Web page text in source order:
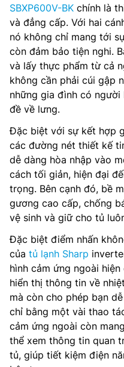
SBXP600V-BK chính là
và đẳng cấp. Với hai
nó không chỉ mang tới
còn đảm bảo tiện nghi.
và lấy thực phẩm từ cả
không cần phải cúi gập
những gia đình có
đề về lưng.
Đặc biệt với sự kết hợp
các đường nét thiết kế
dễ dàng hòa nhập vào
cách tối giản, hiện đại
trọng. Bên cạnh đó, bề
gương cao cấp, chống
vệ sinh và giữ cho tủ
Đặc biệt điểm nhấn
của tủ lạnh Sharp
hình cảm ứng ngoài
hiển thị thông tin về
mà còn cho phép bạn
chỉ bằng một vài thao
cảm ứng ngoài còn
thể xem thông tin quan
tủ, giúp tiết kiệm điện